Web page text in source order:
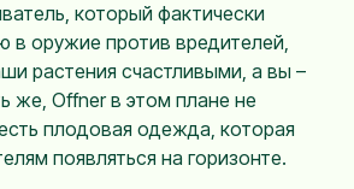
который фактически
в оружие против вредителей,
растения счастливыми, а вы –
же, Offner в этом плане не
плодовая одежда, которая
появляться на горизонте.